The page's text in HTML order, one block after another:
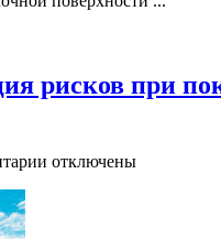
рисков при
котключены